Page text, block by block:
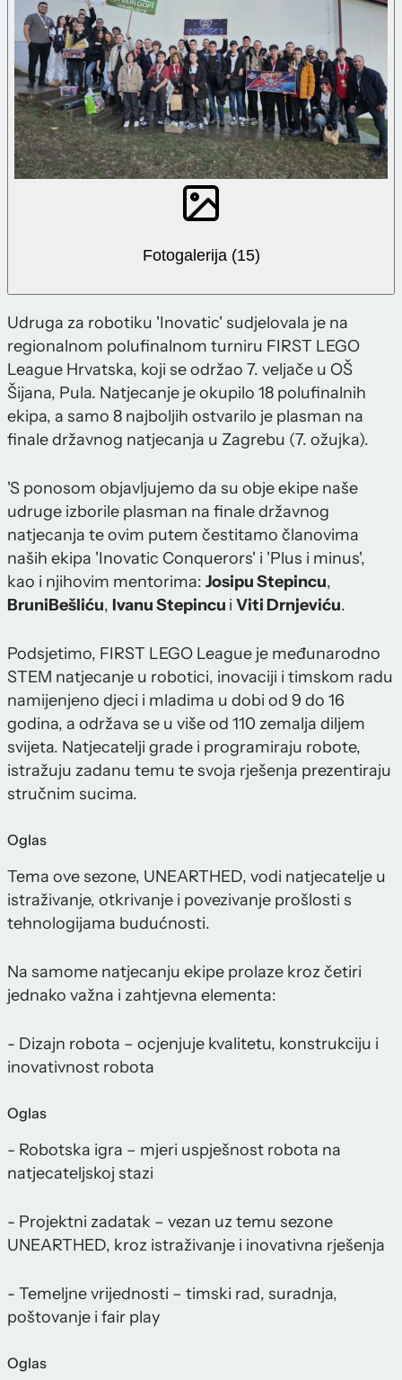
Fotogalerija (15)
Udruga za robotiku 'Inovatic' sudjelovala je na
regionalnom polufinalnom turniru FIRST LEGO
League Hrvatska, koji se održao 7. veljače u OŠ
Šijana, Pula. Natjecanje je okupilo 18 polufinalnih
ekipa, a samo 8 najboljih ostvarilo je plasman na
finale državnog natjecanja u Zagrebu (7. ožujka).
'S ponosom objavljujemo da su obje ekipe naše
udruge izborile plasman na finale državnog
natjecanja te ovim putem čestitamo članovima
naših ekipa 'Inovatic Conquerors' i 'Plus i minus',
kao i njihovim mentorima: Josipu Stepincu,
BruniBešliću, Ivanu Stepincu i Viti Drnjeviću.
Podsjetimo, FIRST LEGO League je međunarodno
STEM natjecanje u robotici, inovaciji i timskom radu
namijenjeno djeci i mladima u dobi od 9 do 16
godina, a održava se u više od 110 zemalja diljem
svijeta. Natjecatelji grade i programiraju robote,
istražuju zadanu temu te svoja rješenja prezentiraju
stručnim sucima.
Oglas
Tema ove sezone, UNEARTHED, vodi natjecatelje u
istraživanje, otkrivanje i povezivanje prošlosti s
tehnologijama budućnosti.
Na samome natjecanju ekipe prolaze kroz četiri
jednako važna i zahtjevna elementa:
- Dizajn robota – ocjenjuje kvalitetu, konstrukciju i
inovativnost robota
Oglas
- Robotska igra – mjeri uspješnost robota na
natjecateljskoj stazi
- Projektni zadatak – vezan uz temu sezone
UNEARTHED, kroz istraživanje i inovativna rješenja
- Temeljne vrijednosti – timski rad, suradnja,
poštovanje i fair play
Oglas